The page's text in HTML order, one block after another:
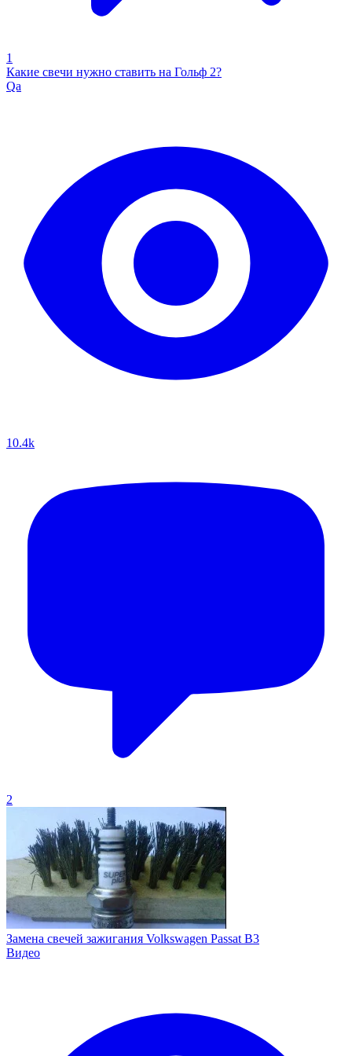
1
Какие свечи нужно ставить на Гольф 2?
Qa
10.4k
2
Замена свечей зажигания Volkswagen Passat B3
Видео